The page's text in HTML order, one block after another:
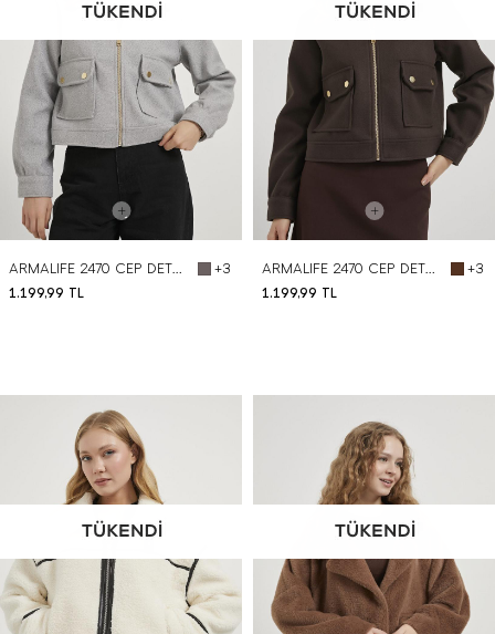
ARMALIFE 2470 CEP DETAYLI FERMUARLI KAŞE KABAN
+3
1.199,99 TL
ARMALIFE 2470 CEP DETAYLI FERMUARLI KAŞE KABAN
+3
1.199,99 TL